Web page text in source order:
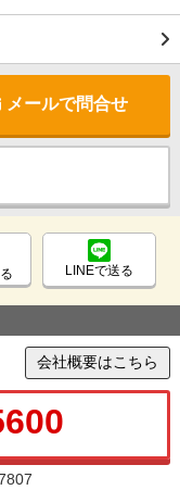
メールで問合せ
LINEで送る
会社概要はこちら